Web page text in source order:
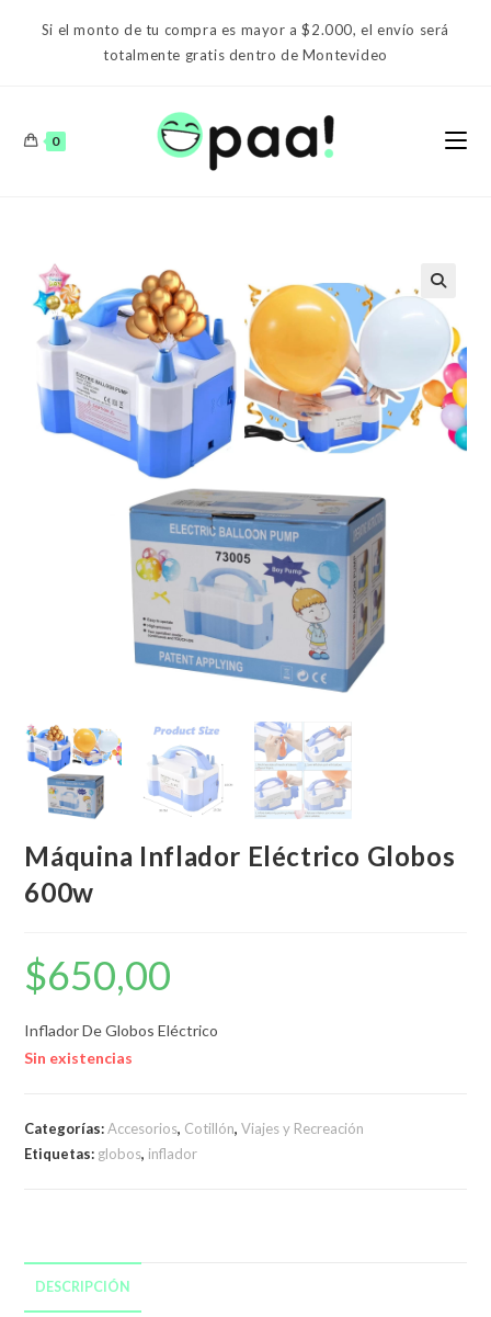
Si el monto de tu compra es mayor a $2.000, el envío será
totalmente gratis dentro de Montevideo
0
Máquina Inflador Eléctrico Globos
600w
$650,00
Inflador De Globos Eléctrico
Sin existencias
Categorías:Accesorios, Cotillón,Viajes y Recreación
Etiquetas: globos, inflador
DESCRIPCIÓN